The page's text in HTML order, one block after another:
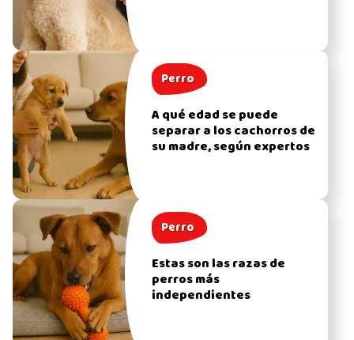
Perro
A qué edad se puede
separar a los cachorros de
su madre, según expertos
Perro
Estas son las razas de
perros más
independientes